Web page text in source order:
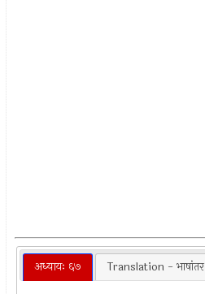
अध्यायः ६७ Translation - भाषांतर